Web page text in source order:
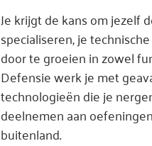
Je krijgt de kans om jezelf
specialiseren, je
door te groeien in zowel
Defensie werk je met
technologieën die je
deelnemen aan
buitenland.